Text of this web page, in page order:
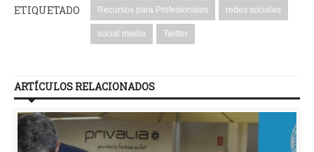
ETIQUETADO Recursos para Profesionales redes sociales
social media Twitter
ARTÍCULOS RELACIONADOS